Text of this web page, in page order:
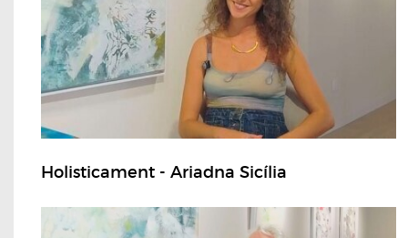
Holisticament - Ariadna Sicília